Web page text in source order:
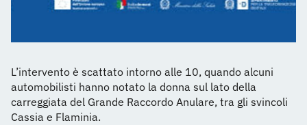
L’intervento è scattato intorno alle 10, quando alcuni
automobilisti hanno notato la donna sul lato della
carreggiata del Grande Raccordo Anulare, tra gli svincoli
Cassia e Flaminia.